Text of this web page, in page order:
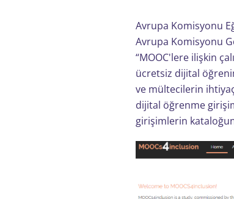
Avrupa Komisyonu
Avrupa Komisyonu
“MOOC'lere ilişkin
ücretsiz dijital
ve mültecilerin
dijital öğrenme
girişimlerin